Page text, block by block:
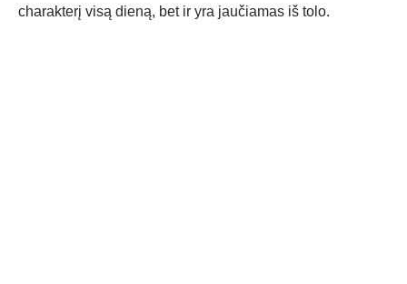
charakterį visą dieną, bet ir yra jaučiamas iš tolo.